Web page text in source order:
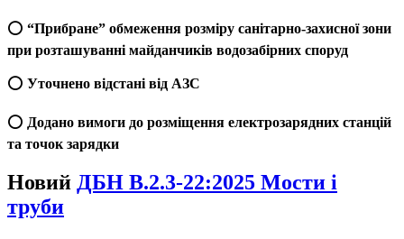
⭕ “Прибране” обмеження розміру санітарно-захисної зони
при розташуванні майданчиків водозабірних споруд
⭕ Уточнено відстані від АЗС
⭕ Додано вимоги до розміщення електрозарядних станцій
та точок зарядки
Новий ДБН В.2.3-22:2025 Мости і
труби